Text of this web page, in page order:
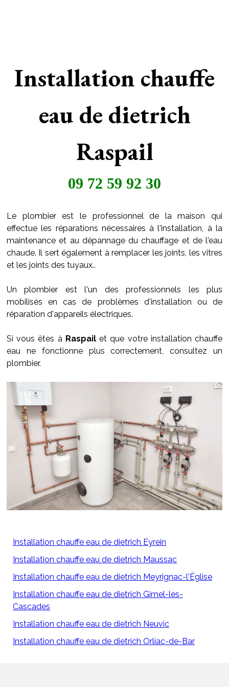
Installation chauffe
eau de dietrich
Raspail
09 72 59 92 30
Le plombier est le professionnel de la maison qui
effectue les réparations nécessaires à l'installation, à la
maintenance et au dépannage du chauffage et de l'eau
chaude. Il sert également à remplacer les joints, les vitres
et les joints des tuyaux..
Un plombier est l'un des professionnels les plus
mobilisés en cas de problèmes d'installation ou de
réparation d'appareils électriques.
Si vous êtes à Raspailet que votre installation chauffe
eau ne fonctionne plus correctement, consultez un
plombier.
Installation chauffe eau de dietrich Eyrein
Installation chauffe eau de dietrich Maussac
Installation chauffe eau de dietrich Meyrignac-l'Église
Installation chauffe eau de dietrich Gimel-les-
Cascades
Installation chauffe eau de dietrich Neuvic
Installation chauffe eau de dietrich Orliac-de-Bar